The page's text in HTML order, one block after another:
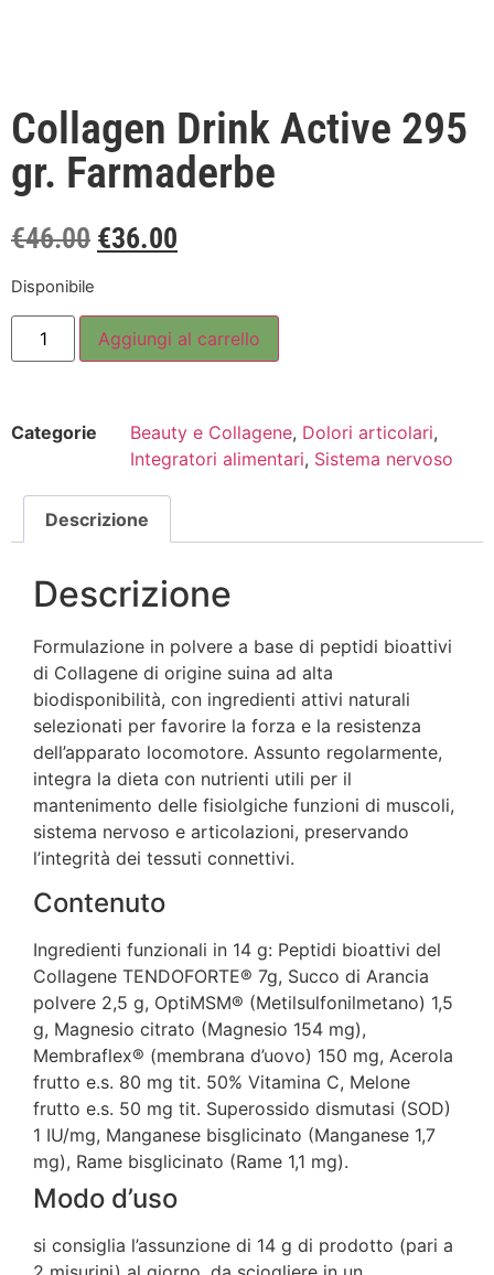
Collagen Drink Active 295
gr. Farmaderbe
€46.00 €36.00
Disponibile
Aggiungi al carrello
Categorie Beauty e Collagene, Dolori articolari,
Integratori alimentari, Sistema nervoso
Descrizione
Descrizione
Formulazione in polvere a base di peptidi bioattivi
di Collagene di origine suina ad alta
biodisponibilità, con ingredienti attivi naturali
selezionati per favorire la forza e la resistenza
dell’apparato locomotore. Assunto regolarmente,
integra la dieta con nutrienti utili per il
mantenimento delle fisiolgiche funzioni di muscoli,
sistema nervoso e articolazioni, preservando
l’integrità dei tessuti connettivi.
Contenuto
Ingredienti funzionali in 14 g: Peptidi bioattivi del
Collagene TENDOFORTE® 7g, Succo di Arancia
polvere 2,5 g, OptiMSM® (Metilsulfonilmetano) 1,5
g, Magnesio citrato (Magnesio 154 mg),
Membraflex® (membrana d’uovo) 150 mg, Acerola
frutto e.s. 80 mg tit. 50% Vitamina C, Melone
frutto e.s. 50 mg tit. Superossido dismutasi (SOD)
1 IU/mg, Manganese bisglicinato (Manganese 1,7
mg), Rame bisglicinato (Rame 1,1 mg).
Modo d’uso
si consiglia l’assunzione di 14 g di prodotto (pari a